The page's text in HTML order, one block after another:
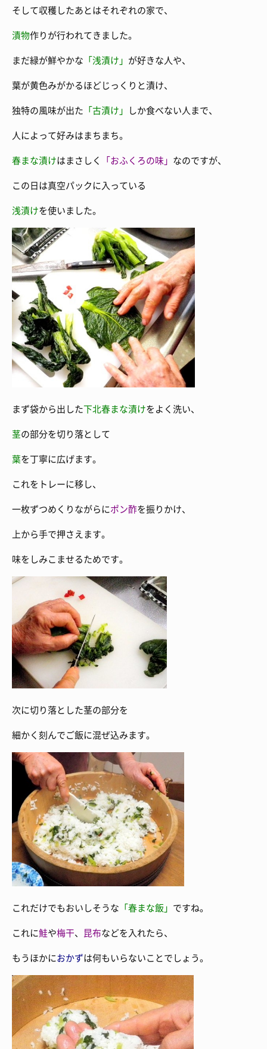
そして収穫したあとはそれぞれの家で、
漬物作りが行われてきました。
まだ緑が鮮やかな 「浅漬け」 が好きな人や、
葉が黄色みがかるほどじっくりと漬け、
独特の風味が出た 「古漬け」 しか食べない人まで、
人によって好みはまちまち。
春まな漬けはまさしく 「おふくろの味」 なのですが、
この日は真空パックに入っている
浅漬けを使いました。
まず袋から出した下北春まな漬けをよく洗い、
茎の部分を切り落として
葉を丁寧に広げます。
これをトレーに移し、
一枚ずつめくりながらにポン酢を振りかけ、
上から手で押さえます。
味をしみこませるためです。
次に切り落とした茎の部分を
細かく刻んでご飯に混ぜ込みます。
これだけでもおいしそうな 「春まな飯」 ですね。
これに鮭や梅干、 昆布などを入れたら、
もうほかにおかずは何もいらないことでしょう。